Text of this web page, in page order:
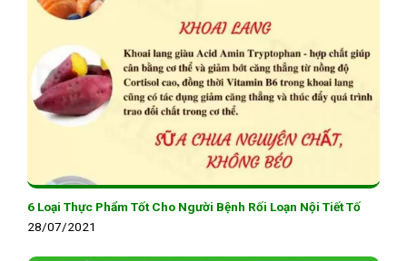
6 Loại Thực Phẩm Tốt Cho Người Bệnh Rối Loạn Nội Tiết Tố
28/07/2021